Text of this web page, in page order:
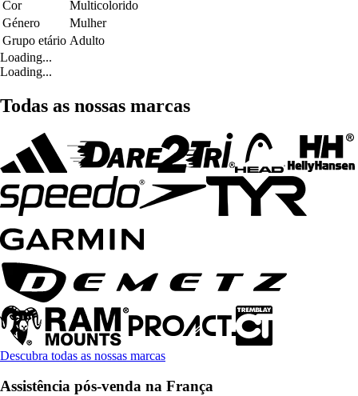
Cor
Multicolorido
Género
Mulher
Grupo etário Adulto
Loading...
Loading...
Todas as nossas marcas
Descubra todas as nossas marcas
Assistência pós-venda na França